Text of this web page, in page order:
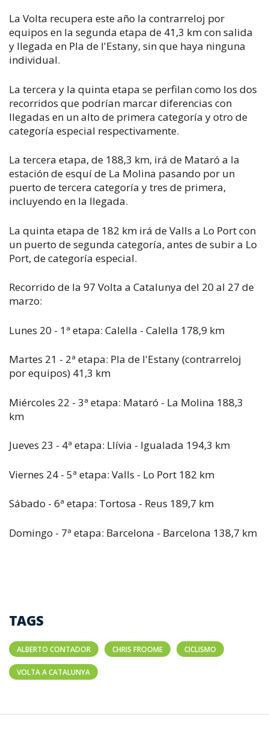
La Volta recupera este año la contrarreloj por
equipos en la segunda etapa de 41,3 km con salida
y llegada en Pla de l'Estany, sin que haya ninguna
individual.
La tercera y la quinta etapa se perfilan como los dos
recorridos que podrían marcar diferencias con
llegadas en un alto de primera categoría y otro de
categoría especial respectivamente.
La tercera etapa, de 188,3 km, irá de Mataró a la
estación de esquí de La Molina pasando por un
puerto de tercera categoría y tres de primera,
incluyendo en la llegada.
La quinta etapa de 182 km irá de Valls a Lo Port con
un puerto de segunda categoría, antes de subir a Lo
Port, de categoría especial.
Recorrido de la 97 Volta a Catalunya del 20 al 27 de
marzo:
Lunes 20 - 1ª etapa: Calella - Calella 178,9 km
Martes 21 - 2ª etapa: Pla de l'Estany (contrarreloj
por equipos) 41,3 km
Miércoles 22 - 3ª etapa: Mataró - La Molina 188,3
km
Jueves 23 - 4ª etapa: Llívia - Igualada 194,3 km
Viernes 24 - 5ª etapa: Valls - Lo Port 182 km
Sábado - 6ª etapa: Tortosa - Reus 189,7 km
Domingo - 7ª etapa: Barcelona - Barcelona 138,7 km
TAGS
ALBERTO CONTADOR CHRIS FROOME CICLISMO
VOLTA A CATALUNYA